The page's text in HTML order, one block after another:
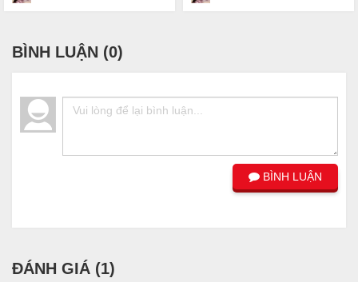
BÌNH LUẬN (0)
BÌNH LUẬN
ĐÁNH GIÁ (1)